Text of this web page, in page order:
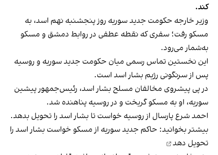
کند.
وزیر خارجه حکومت جدید سوریه روز پنجشنبه نهم اسد، به
مسکو رفت؛ سفری که نقطه عطفی در روابط دمشق و مسکو
به‌شمار می‌رود.
این نخستین تماس رسمی میان حکومت جدید سوریه و روسیه
پس از سرنگونی رژیم بشار اسد است.
در پی پیشروی مخالفان مسلح بشار اسد، رئیس‌جمهور پیشین
سوریه، او به مسکو گریخت و در روسیه پناهنده شد.
احمد شرع پارسال از روسیه خواست تا بشار اسد را تحویل بدهد.
بیشتر بخوانید: حاکم جدید سوریه از مسکو خواست بشار اسد را
تحویل دهد